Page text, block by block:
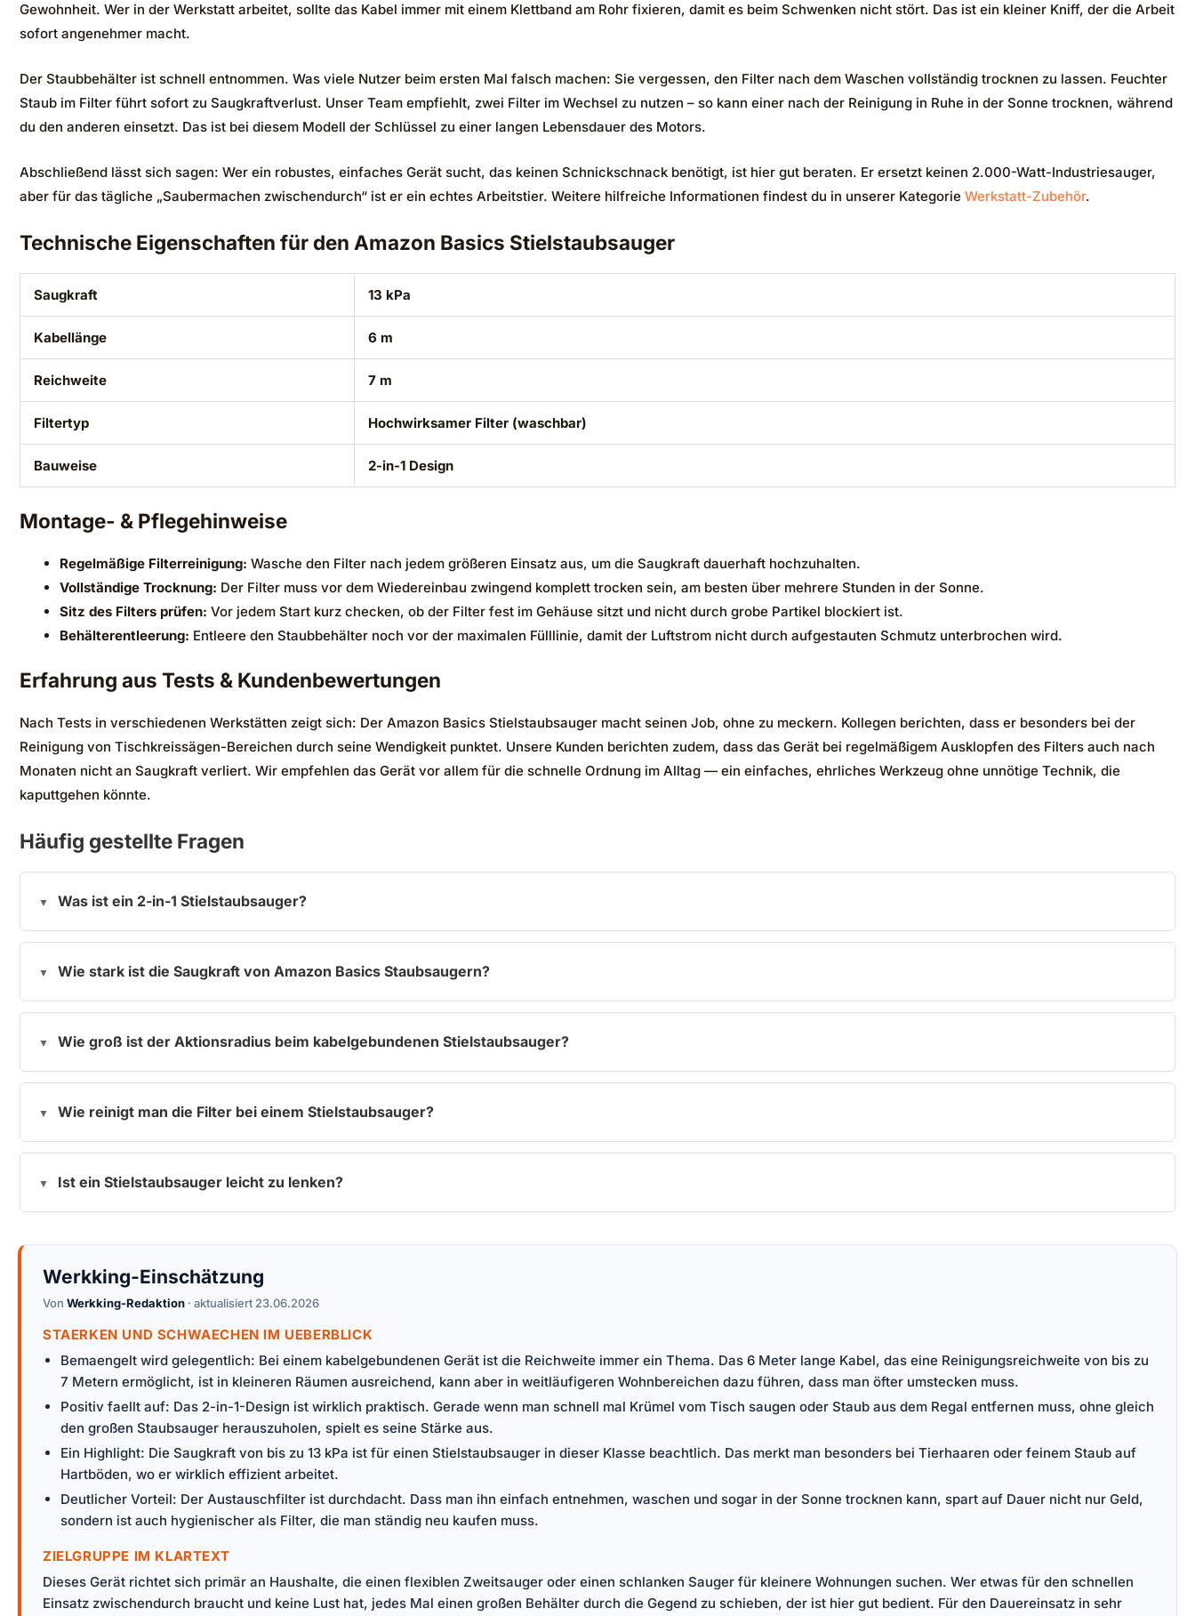
Gewohnheit. Wer in der Werkstatt arbeitet, sollte das Kabel immer mit einem Klettband am Rohr fixieren, damit es beim Schwenken nicht stört. Das ist ein kleiner Kniff, der die Arbeit
sofort angenehmer macht.
Der Staubbehälter ist schnell entnommen. Was viele Nutzer beim ersten Mal falsch machen: Sie vergessen, den Filter nach dem Waschen vollständig trocknen zu lassen. Feuchter
Staub im Filter führt sofort zu Saugkraftverlust. Unser Team empfiehlt, zwei Filter im Wechsel zu nutzen – so kann einer nach der Reinigung in Ruhe in der Sonne trocknen, während
du den anderen einsetzt. Das ist bei diesem Modell der Schlüssel zu einer langen Lebensdauer des Motors.
Abschließend lässt sich sagen: Wer ein robustes, einfaches Gerät sucht, das keinen Schnickschnack benötigt, ist hier gut beraten. Er ersetzt keinen 2.000-Watt-Industriesauger,
aber für das tägliche „Saubermachen zwischendurch“ ist er ein echtes Arbeitstier. Weitere hilfreiche Informationen findest du in unserer Kategorie Werkstatt-Zubehör.
Technische Eigenschaften für den Amazon Basics Stielstaubsauger
Saugkraft 13 kPa
Kabellänge 6 m
Reichweite 7 m
Filtertyp Hochwirksamer Filter (waschbar)
Bauweise 2-in-1 Design
Montage- & Pflegehinweise
Regelmäßige Filterreinigung: Wasche den Filter nach jedem größeren Einsatz aus, um die Saugkraft dauerhaft hochzuhalten.
Vollständige Trocknung: Der Filter muss vor dem Wiedereinbau zwingend komplett trocken sein, am besten über mehrere Stunden in der Sonne.
Sitz des Filters prüfen: Vor jedem Start kurz checken, ob der Filter fest im Gehäuse sitzt und nicht durch grobe Partikel blockiert ist.
Behälterentleerung: Entleere den Staubbehälter noch vor der maximalen Fülllinie, damit der Luftstrom nicht durch aufgestauten Schmutz unterbrochen wird.
Erfahrung aus Tests & Kundenbewertungen
Nach Tests in verschiedenen Werkstätten zeigt sich: Der Amazon Basics Stielstaubsauger macht seinen Job, ohne zu meckern. Kollegen berichten, dass er besonders bei der
Reinigung von Tischkreissägen-Bereichen durch seine Wendigkeit punktet. Unsere Kunden berichten zudem, dass das Gerät bei regelmäßigem Ausklopfen des Filters auch nach
Monaten nicht an Saugkraft verliert. Wir empfehlen das Gerät vor allem für die schnelle Ordnung im Alltag — ein einfaches, ehrliches Werkzeug ohne unnötige Technik, die
kaputtgehen könnte.
Häufig gestellte Fragen
Was ist ein 2-in-1 Stielstaubsauger?
Wie stark ist die Saugkraft von Amazon Basics Staubsaugern?
Wie groß ist der Aktionsradius beim kabelgebundenen Stielstaubsauger?
Wie reinigt man die Filter bei einem Stielstaubsauger?
Ist ein Stielstaubsauger leicht zu lenken?
Werkking-Einschätzung
Von Werkking-Redaktion · aktualisiert 23.06.2026
STAERKEN UND SCHWAECHEN IM UEBERBLICK
Bemaengelt wird gelegentlich: Bei einem kabelgebundenen Gerät ist die Reichweite immer ein Thema. Das 6 Meter lange Kabel, das eine Reinigungsreichweite von bis zu
7 Metern ermöglicht, ist in kleineren Räumen ausreichend, kann aber in weitläufigeren Wohnbereichen dazu führen, dass man öfter umstecken muss.
Positiv faellt auf: Das 2-in-1-Design ist wirklich praktisch. Gerade wenn man schnell mal Krümel vom Tisch saugen oder Staub aus dem Regal entfernen muss, ohne gleich
den großen Staubsauger herauszuholen, spielt es seine Stärke aus.
Ein Highlight: Die Saugkraft von bis zu 13 kPa ist für einen Stielstaubsauger in dieser Klasse beachtlich. Das merkt man besonders bei Tierhaaren oder feinem Staub auf
Hartböden, wo er wirklich effizient arbeitet.
Deutlicher Vorteil: Der Austauschfilter ist durchdacht. Dass man ihn einfach entnehmen, waschen und sogar in der Sonne trocknen kann, spart auf Dauer nicht nur Geld,
sondern ist auch hygienischer als Filter, die man ständig neu kaufen muss.
ZIELGRUPPE IM KLARTEXT
Dieses Gerät richtet sich primär an Haushalte, die einen flexiblen Zweitsauger oder einen schlanken Sauger für kleinere Wohnungen suchen. Wer etwas für den schnellen
Einsatz zwischendurch braucht und keine Lust hat, jedes Mal einen großen Behälter durch die Gegend zu schieben, der ist hier gut bedient. Für den Dauereinsatz in sehr